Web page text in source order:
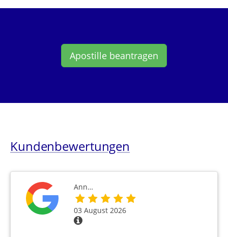
Apostille beantragen
Kundenbewertungen
Ann…
03 August 2026